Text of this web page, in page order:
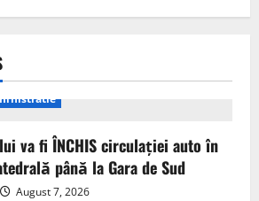
va fi ÎNCHIS circulației auto în
până la Gara de Sud
August 7, 2026